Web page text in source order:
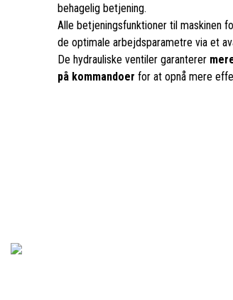
behagelig betjening.
Alle betjeningsfunktioner til maskinen
de optimale arbejdsparametre via et
De hydrauliske ventiler garanterer
på kommandoer for at opnå mere